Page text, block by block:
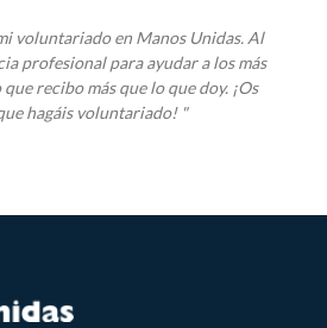
voluntariado en Manos Unidas. Al
profesional para ayudar a los más
recibo más que lo que doy. ¡Os
hagáis voluntariado! "